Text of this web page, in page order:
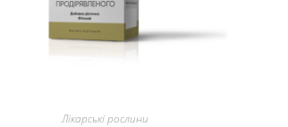
Лікарські рослини